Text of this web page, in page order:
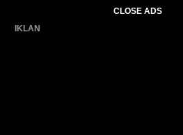
CLOSE ADS
IKLAN